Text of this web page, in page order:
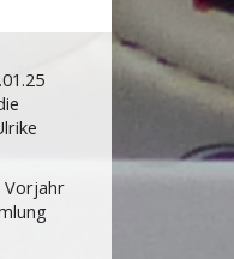
Vorjahr